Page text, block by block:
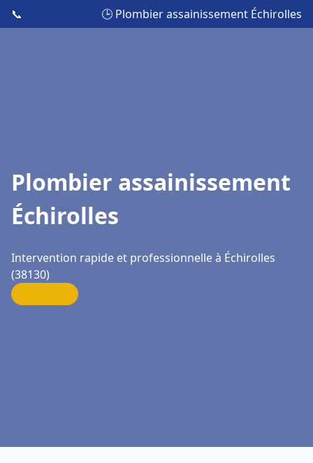
📞 🕒 Plombier assainissement Échirolles
Plombier assainissement
Échirolles
Intervention rapide et professionnelle à Échirolles
(38130)